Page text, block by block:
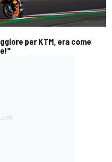
per KTM, era come